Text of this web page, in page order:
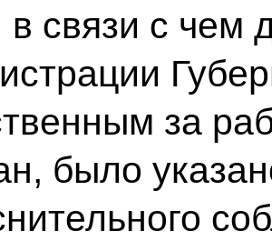
в связи с
за
было